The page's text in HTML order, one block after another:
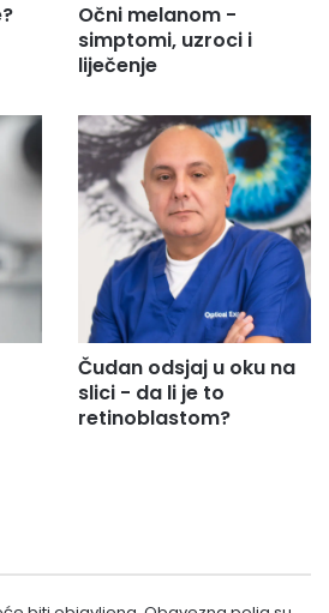
Očni melanom -
simptomi, uzroci i
liječenje
Čudan odsjaj u oku na
slici - da li je to
retinoblastom?